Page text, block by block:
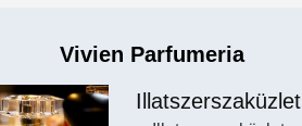
Vivien Parfumeria
Illatszerszaküzlet